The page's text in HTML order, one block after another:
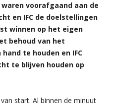
voorafgaand aan de
en IFC de doelstellingen
winnen op het eigen
behoud van het
te houden en IFC
te blijven houden op
start. Al binnen de minuut